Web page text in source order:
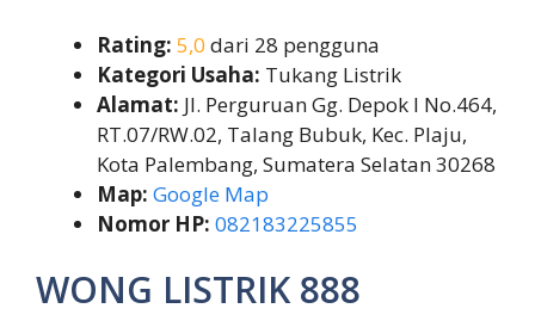
Rating: 5,0 dari 28 pengguna
Kategori Usaha: Tukang Listrik
Alamat: Jl. Perguruan Gg. Depok I No.464,
RT.07/RW.02, Talang Bubuk, Kec. Plaju,
Kota Palembang, Sumatera Selatan 30268
Map: Google Map
Nomor HP: 082183225855
WONG LISTRIK 888